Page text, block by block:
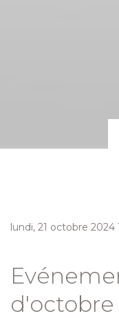
lundi, 21 octobre 2024